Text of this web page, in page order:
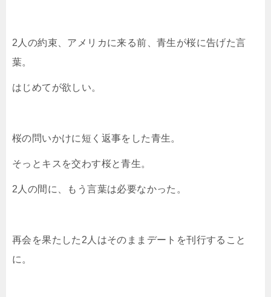
2人の約束、アメリカに来る前、青生が桜に告げた言
葉。
はじめてが欲しい。
桜の問いかけに短く返事をした青生。
そっとキスを交わす桜と青生。
2人の間に、もう言葉は必要なかった。
再会を果たした2人はそのままデートを刊行すること
に。